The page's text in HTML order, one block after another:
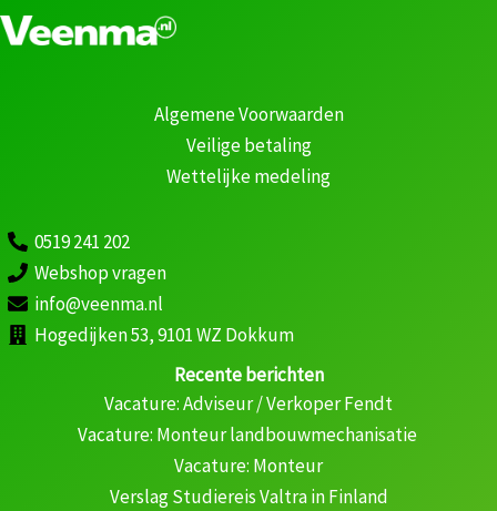
Algemene Voorwaarden
Veilige betaling
Wettelijke medeling
0519 241 202
Webshop vragen
info@veenma.nl
Hogedijken 53, 9101 WZ Dokkum
Recente berichten
Vacature: Adviseur / Verkoper Fendt
Vacature: Monteur landbouwmechanisatie
Vacature: Monteur
Verslag Studiereis Valtra in Finland